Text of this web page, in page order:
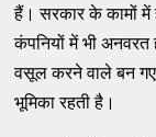
हैं। सरकार के कामों में
कंपनियों में भी अनवरत
वसूल करने वाले बन
भूमिका रहती है।